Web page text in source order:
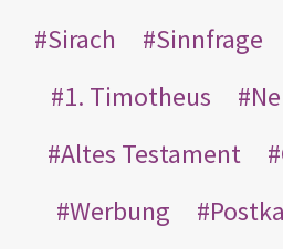
Sirach
Sinnfrage
1. Timotheus
Altes Testament
Werbung